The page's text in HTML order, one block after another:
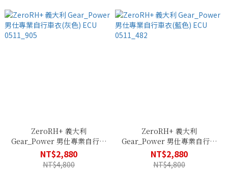
ZeroRH+ 義大利
Gear_Power 男仕專業自行車
衣(灰色) ECU 0511_905
NT$2,880
NT$4,800
ZeroRH+ 義大利
Gear_Power 男仕專業自行車
衣(藍色) ECU 0511_482
NT$2,880
NT$4,800